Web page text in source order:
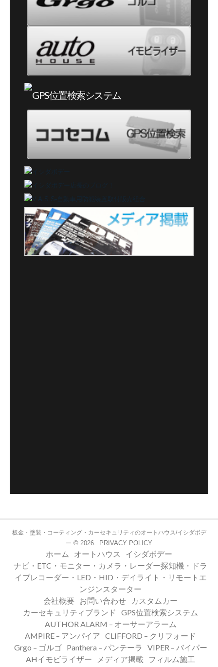
板金・塗装・コーティング・カーセキュリティのオートハウス/イシダボデ
ー © 2026. PRIVACY POLICY
ホーム オートハウス
イシダボデー
ナビ・ETC・モニター・カメラ・レーダー探知機・ドラ
イブレコーダー・LED・HID・デイライト・リモートエ
ンジンスターター
会社概要
お問い合わせ
カスタムカー
カーセキュリティブランド
GPS位置検索システム
AUTHOR ALARM – オーサーアラーム
AMPIRE – アンパイア CLIFFORD – クリフォード
Grgo – ゴルゴ
Panthera – パンテーラ
VIPER – バイパー
AHイモビライザー
メディア掲載
フィルム施工